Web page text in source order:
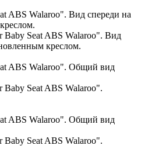
Baby Seat ABS Walaroo". Вид
креслом.
Baby Seat ABS Walaroo".
Baby Seat ABS Walaroo".